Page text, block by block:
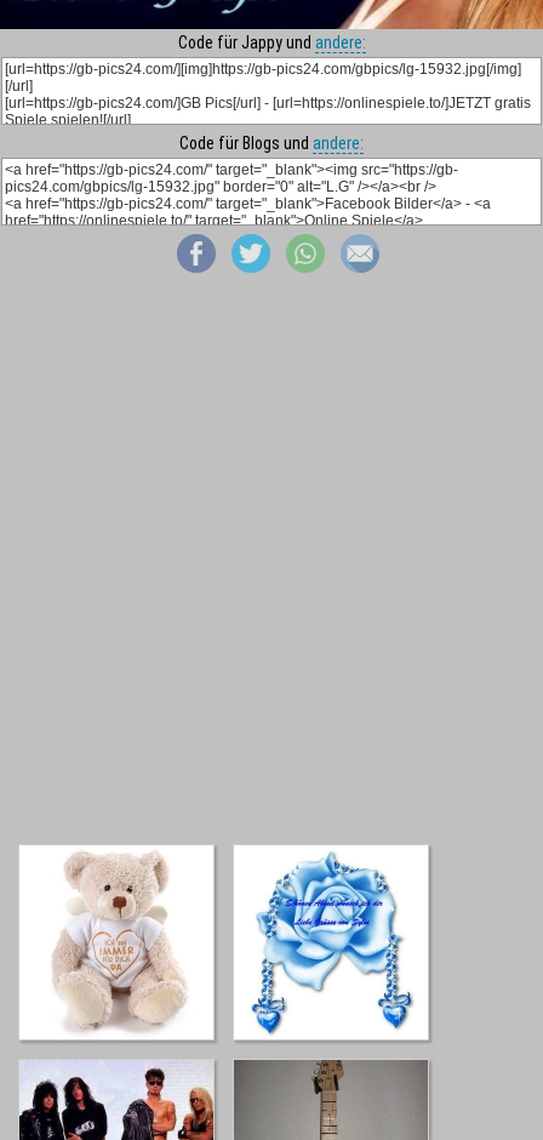
Code für Jappy und andere:
Code für Blogs und andere: